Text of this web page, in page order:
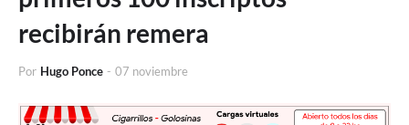
recibirán remera
Por Hugo Ponce - 07 noviembre